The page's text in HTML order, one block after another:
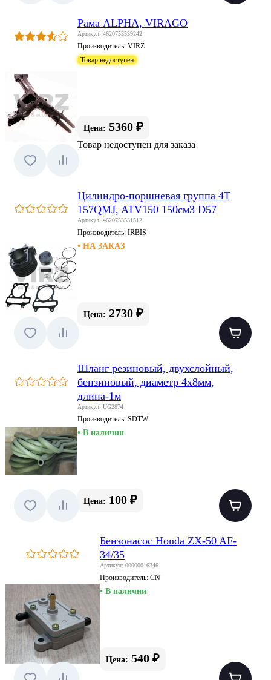
Рама ALPHA, VIRAGO
Артикул: 4620753539242
Производитель: VIRZ
Товар недоступен
Цена: 5360 ₽
Товар недоступен для заказа
Цилиндро-поршневая группа 4Т
157QMJ, ATV150 150см3 D57
Артикул: 4620753531512
Производитель: IRBIS
• НА ЗАКАЗ
Цена: 2730 ₽
Шланг резиновый, двухслойный,
бензиновый, диаметр 4х8мм,
длина-1м
Артикул: UG2874
Производитель: SDTW
• В наличии
Цена: 100 ₽
Бензонасос Honda ZX-50 AF-
34/35
Артикул: 00000016346
Производитель:CN
• В наличии
Цена: 540 ₽